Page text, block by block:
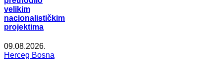
velikim
nacionalističkim
projektima
09.08.2026.
Herceg Bosna